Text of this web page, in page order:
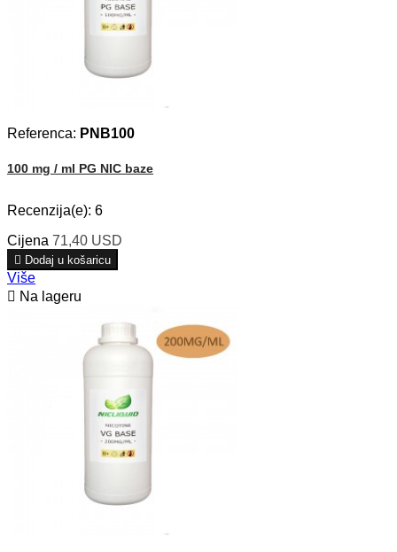
Referenca: PNB100
100 mg / ml PG NIC baze
Recenzija(e): 6
Cijena 71,40 USD
 Dodaj u košaricu
Više
 Na lageru